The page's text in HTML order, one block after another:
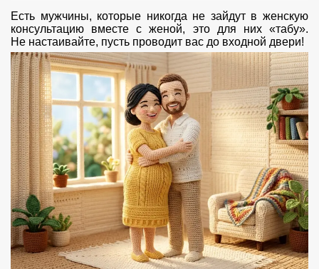
Есть мужчины, которые никогда не зайдут в женскую
консультацию вместе с женой, это для них «табу».
Не настаивайте, пусть проводит вас до входной двери!